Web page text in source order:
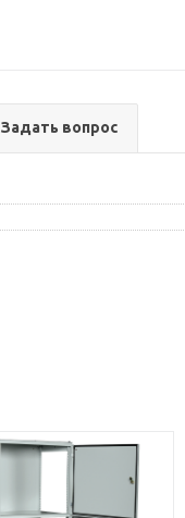
Задать вопрос